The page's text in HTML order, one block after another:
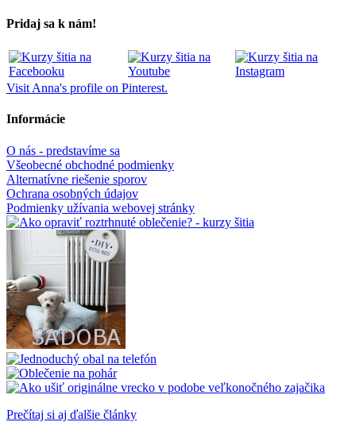
Pridaj sa k nám!
Visit Anna's profile on Pinterest.
Informácie
O nás - predstavíme sa
Všeobecné obchodné podmienky
Alternatívne riešenie sporov
Ochrana osobných údajov
Podmienky užívania webovej stránky
Prečítaj si aj ďalšie články